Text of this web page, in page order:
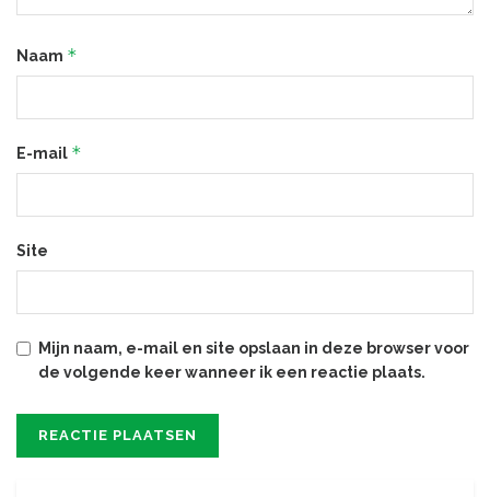
Naam *
E-mail *
Site
Mijn naam, e-mail en site opslaan in deze browser voor
de volgende keer wanneer ik een reactie plaats.